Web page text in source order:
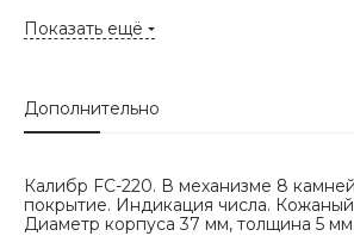
Показать ещё
Дополнительно
Калибр FC-220. В механизме 8
покрытие. Индикация числа.
Диаметр корпуса 37 мм, толщина 5 мм.